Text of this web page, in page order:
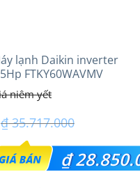
lạnh Daikin inverter
FTKY60WAVMV
₫35.717.000
₫